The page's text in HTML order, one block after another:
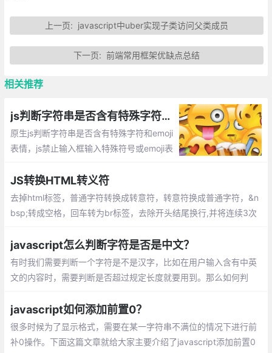
上一页: javascript中uber实现子类访问父类成员
下一页: 前端常用框架优缺点总结
相关推荐
js判断字符串是否含有特殊字符和emoji表情？以及如何过滤
原生js判断字符串是否含有特殊字符和emoji
表情，js禁止输入框输入特殊符号或emoji表
JS转换HTML转义符
去掉html标签，普通字符转换成转意符，转意符换成普通字符，&n
bsp;转成空格，回车转为br标签，去除开头结尾换行,并将连续3次
javascript怎么判断字符是否是中文？
有时我们需要判断一个字符是不是汉字，比如在用户输入含有中英
文的内容时，需要判断是否超过规定长度就要用到。那么如何判
javascript如何添加前置0？
很多时候为了显示格式，需要在某一字符串不满位的情况下进行前
补0操作。下面这篇文章就给大家主要介绍了javascript添加前置0